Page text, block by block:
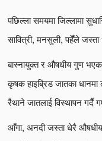
पछिल्ला समयमा जिल्लामा
सावित्री, मनसुली, पहेँंले जस्ता
बास्नायुक्त र औषधीय गुण
कृषक हाइब्रिड जातका
रैथाने जातलाई विस्थापन गर्दै
आँगा, अनदी जस्ता धेरै औषधीय